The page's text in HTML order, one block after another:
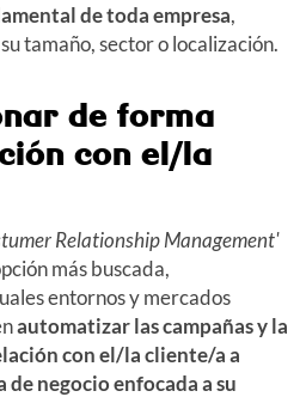
de toda empresa,
tamaño, sector o localización.
de forma
con el/la
Relationship Management'
más buscada,
entornos y mercados
automatizar las campañas y la
conel/la cliente/aa
de negocio enfocadaasu